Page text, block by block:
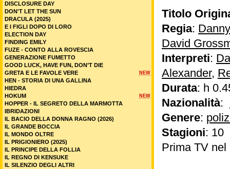
Titolo
Regia:
David
Interpreti:
Alexander,
Durata: h
Nazionalità:
Genere:
Stagioni: 10
Prima TV
DISCLOSURE DAY
DON'T LET THE SUN
DRACULA (2025)
E I FIGLI DOPO DI LORO
ELECTION DAY
FINDING EMILY
FUZE - CONTO ALLA ROVESCIA
GENERAZIONE FUMETTO
GOOD LUCK, HAVE FUN, DON’T DIE
NEW
GRETA E LE FAVOLE VERE
HEN - STORIA DI UNA GALLINA
HIEDRA
NEW
HOKUM
HOPPER - IL SEGRETO DELLA MARMOTTA
IBRIDAZIONI
IL BACIO DELLA DONNA RAGNO (2026)
IL GRANDE BOCCIA
IL MONDO OLTRE
IL PRIGIONIERO (2025)
IL PRINCIPE DELLA FOLLIA
IL REGNO DI KENSUKE
IL SILENZIO DEGLI ALTRI